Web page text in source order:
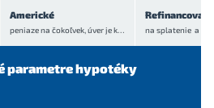
Americké
peniaze na čokoľvek, úver jekrytý bytom alebo domom
parametre hypotéky